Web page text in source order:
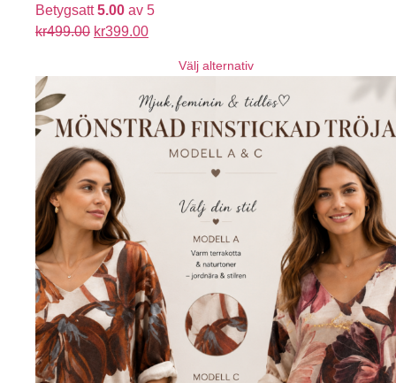
Betygsatt5.00 av 5
kr499.00 kr399.00
Välj alternativ